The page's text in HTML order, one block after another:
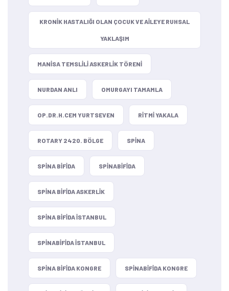
KRONIK HASTALIĞI OLAN ÇOCUK VE AILEYE RUHSAL
YAKLAŞIM
MANISA TEMSLILI ASKERLIK TÖRENI
NURDAN ANLI OMURGAYI TAMAMLA
OP.DR.H.CEM YURTSEVEN RITMI YAKALA
ROTARY 2420. BÖLGE SPINA
SPINA BIFIDA SPINABIFIDA
SPINA BIFIDA ASKERLIK
SPINA BIFIDA ISTANBUL
SPINABIFIDA ISTANBUL
SPINA BIFIDA KONGRE SPINABIFIDA KONGRE